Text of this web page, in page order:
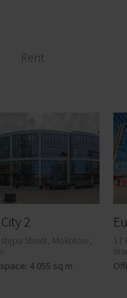
Rent
2
Street, Mokotów,
4 055 sq m
17